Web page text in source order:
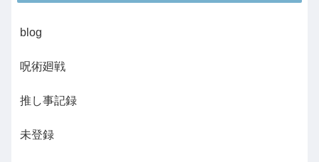
blog
呪術廻戦
推し事記録
未登録